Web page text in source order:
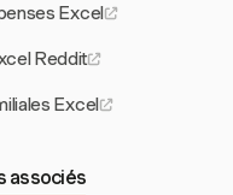
Excel
Reddit
Excel
associés